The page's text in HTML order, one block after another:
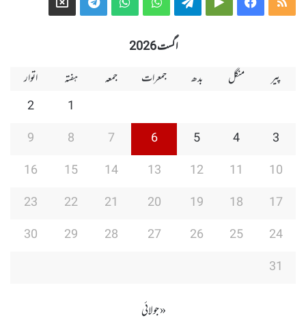
اگست 2026
پیر
منگل بدھ جمعرات جمعہ ہفتہ
اتوار
1
2
3
4
5
6
7
8
9
10
11
12
13
14
15
16
17
18
19
20
21
22
23
24
25
26
27
28
29
30
31
« جولائی